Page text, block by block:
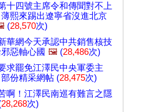
十四號主席令和傳聞對不上
熙來踢出遼寧省沒進北京
(28,570次)
華網今天承認中共銷售核技
惡軸心國 🖼️ (28,486次)
求罷免江澤民中央軍委主
部份精采網帖 (28,475次)
啊！江澤民南巡有難言之隱
28,268次)